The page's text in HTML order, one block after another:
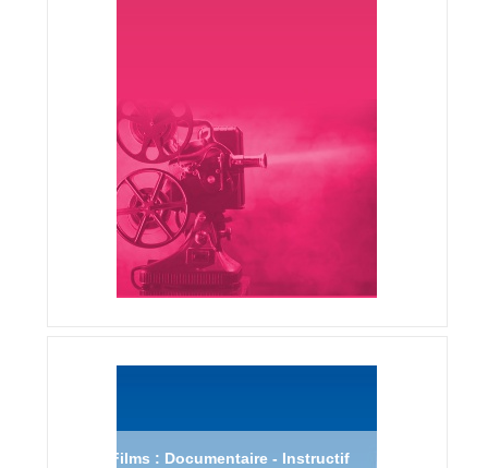
Films : Documentaire - Instructif